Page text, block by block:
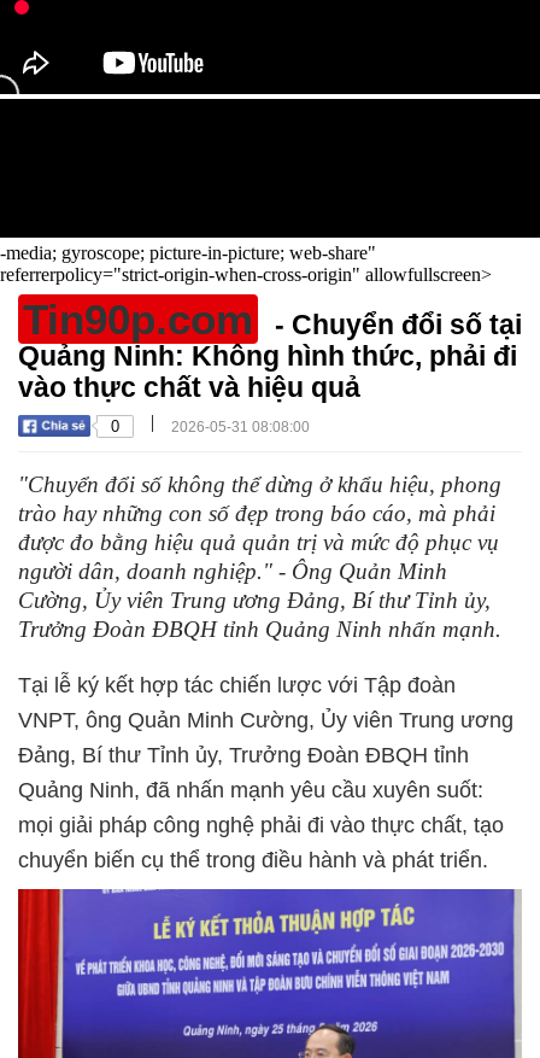
-media; gyroscope; picture-in-picture; web-share"
referrerpolicy="strict-origin-when-cross-origin" allowfullscreen>
Tin90p.com
- Chuyển đổi số tại
Quảng Ninh: Không hình thức, phải đi
vào thực chất và hiệu quả
0 | 2026-05-31 08:08:00
"Chuyển đổi số không thể dừng ở khẩu hiệu, phong
trào hay những con số đẹp trong báo cáo, mà phải
được đo bằng hiệu quả quản trị và mức độ phục vụ
người dân, doanh nghiệp." - Ông Quản Minh
Cường, Ủy viên Trung ương Đảng, Bí thư Tỉnh ủy,
Trưởng Đoàn ĐBQH tỉnh Quảng Ninh nhấn mạnh.
Tại lễ ký kết hợp tác chiến lược với Tập đoàn
VNPT, ông Quản Minh Cường, Ủy viên Trung ương
Đảng, Bí thư Tỉnh ủy, Trưởng Đoàn ĐBQH tỉnh
Quảng Ninh, đã nhấn mạnh yêu cầu xuyên suốt:
mọi giải pháp công nghệ phải đi vào thực chất, tạo
chuyển biến cụ thể trong điều hành và phát triển.